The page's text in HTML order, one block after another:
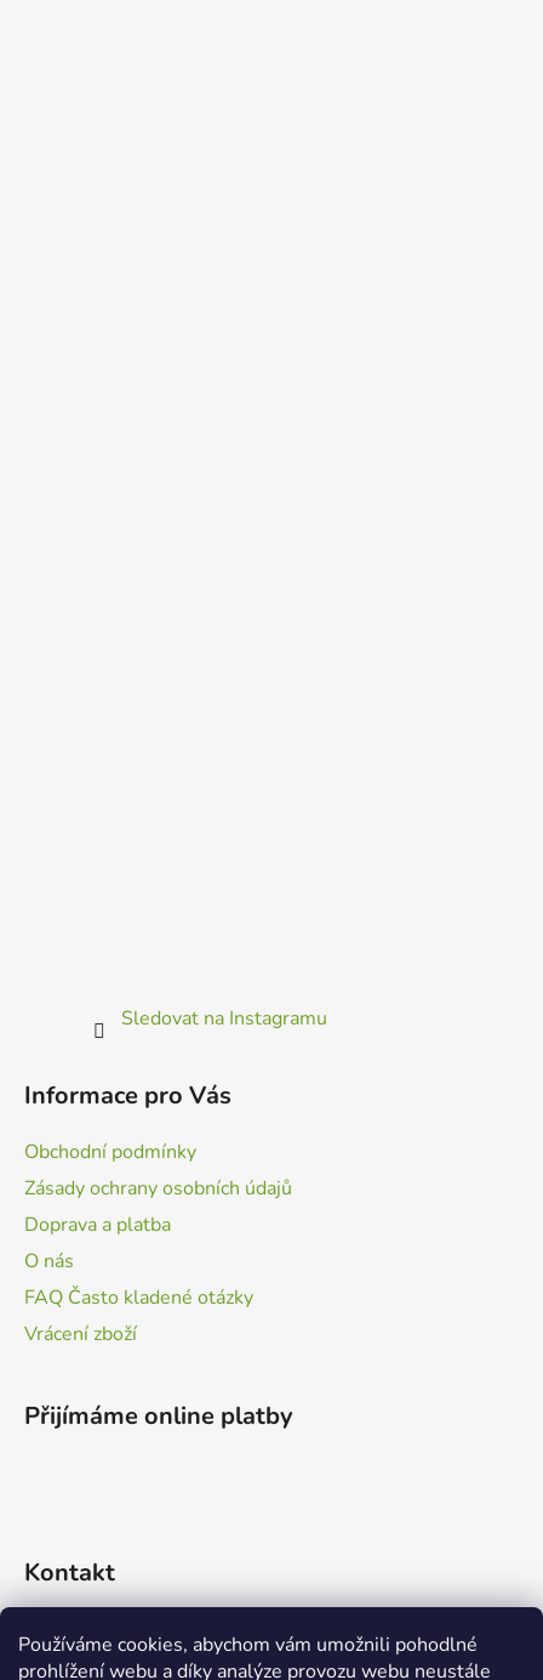
Používáme cookies, abychom vám umožnili pohodlné
prohlížení webu a díky analýze provozu webu neustále
Sledovat na Instagramu
Informace pro Vás
Obchodní podmínky
Zásady ochrany osobních údajů
Doprava a platba
O nás
FAQ Často kladené otázky
Vrácení zboží
Přijímáme online platby
Kontakt
info @zvidalci.cz